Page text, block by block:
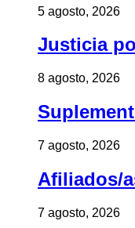
5 agosto, 2026
Justicia
8 agosto, 2026
7 agosto, 2026
Afiliados/
7 agosto, 2026